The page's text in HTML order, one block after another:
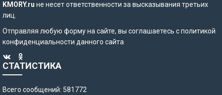
KMORY.ru не несет ответственности за высказывания третьих
лиц.
Отправляя любую форму на сайте, вы соглашаетесь сполитикой
конфиденциальности данного сайта
СТАТИСТИКА
Всего сообщений: 581772